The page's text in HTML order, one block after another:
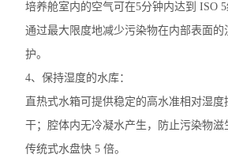
二氧化碳培养箱
浓缩仪
分光光度计
分度计
低温冰箱
培养舱室内的空气可在5分钟内达到 ISO 5
通过最大限度地减少污染物在内部表面的
护。
4、保持湿度的水库：
直热式水箱可提供稳定的高水准相对湿
干；腔体内无冷凝水产生，防止污染物滋
传统式水盘快 5 倍。